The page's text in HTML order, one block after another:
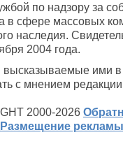
по надзору за
в сфере массовых
наследия.
2004 года.
высказываемые ими в
с мнением
2000-2026
Размещение рекламы